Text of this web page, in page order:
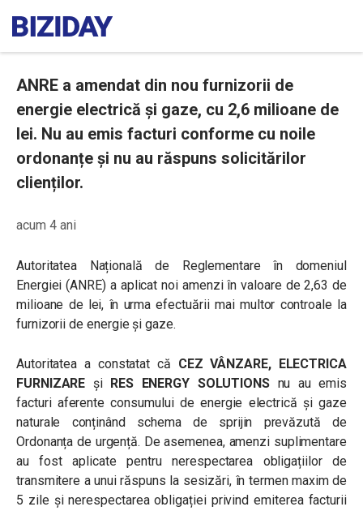
ANRE a amendat din nou furnizorii de
energie electrică și gaze, cu 2,6 milioane de
lei. Nu au emis facturi conforme cu noile
ordonanțe și nu au răspuns solicitărilor
clienților.
acum 4 ani
Autoritatea Națională de Reglementare în domeniul
Energiei (ANRE) a aplicat noi amenzi în valoare de 2,63 de
milioane de lei, în urma efectuării mai multor controale la
furnizorii de energie și gaze.
Autoritatea a constatat că CEZ VÂNZARE, ELECTRICA
FURNIZARE și RES ENERGY SOLUTIONS nu au emis
facturi aferente consumului de energie electrică și gaze
naturale conținând schema de sprijin prevăzută de
Ordonanța de urgență. De asemenea, amenzi suplimentare
au fost aplicate pentru nerespectarea obligațiilor de
transmitere a unui răspuns la sesizări, în termen maxim de
5 zile și nerespectareaobligației privind emiterea facturii